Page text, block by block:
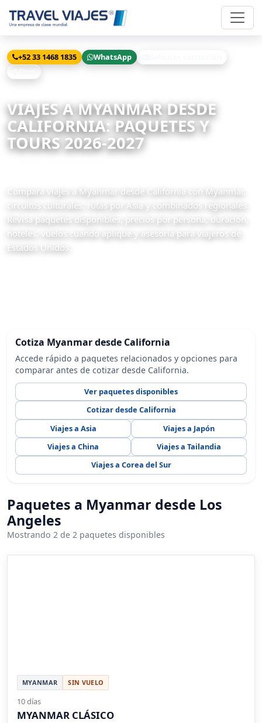
+52 33 1468 1835 WhatsApp
VIAJES A MYANMAR DESDE
CALIFORNIA: PAQUETES Y
TOURS 2026-2027
Compara viajes a Myanmar desde California con Myanmar,
circuitos culturales, rutas por Asia y combinados regionales.
Revisa paquetes disponibles, precios por persona, duración,
hoteles, vuelos cuando aplique y asesoría para viajeros de
Estados Unidos.
Cotiza Myanmar desde California
Accede rápido a paquetes relacionados y opciones para
comparar antes de cotizar desde California.
Ver paquetes disponibles
Cotizar desde California
Viajes a Asia
Viajes a Japón
Viajes a China
Viajes a Tailandia
Viajes a Corea del Sur
Paquetes a Myanmar desde Los
Angeles
Mostrando 2 de 2 paquetes disponibles
MYANMAR SIN VUELO
10 días
MYANMAR CLÁSICO